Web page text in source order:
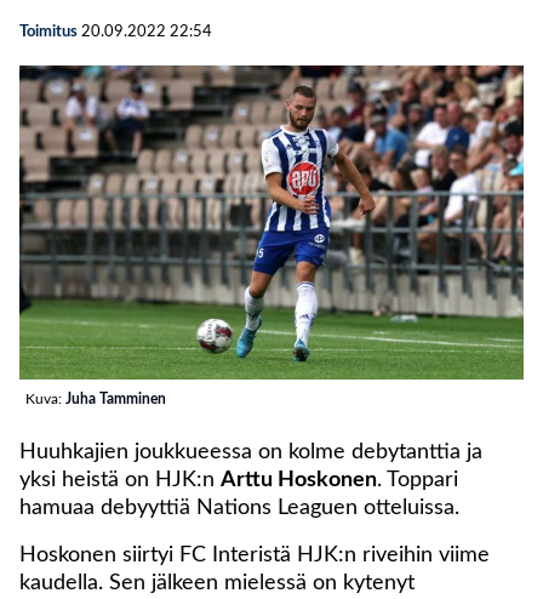
Toimitus 20.09.2022 22:54
Kuva: Juha Tamminen
Huuhkajien joukkueessa on kolme debytanttia ja
yksi heistä on HJK:n Arttu Hoskonen. Toppari
hamuaa debyyttiä Nations Leaguen otteluissa.
Hoskonen siirtyi FC Interistä HJK:n riveihin viime
kaudella. Sen jälkeen mielessä on kytenyt